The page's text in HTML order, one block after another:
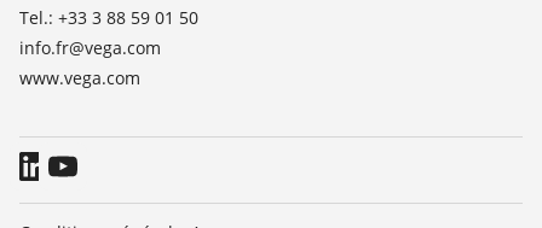
Blog
Tel.: +33 3 88 59 01 50
info.fr@vega.com
www.vega.com